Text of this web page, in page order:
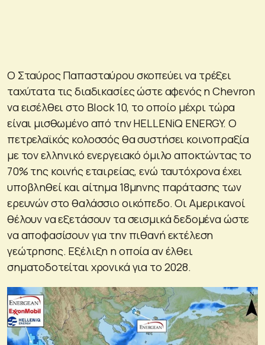
Ο Σταύρος Παπασταύρου σκοπεύει να τρέξει
ταχύτατα τις διαδικασίες ώστε αφενός η Chevron
να εισέλθει στο Block 10, το οποίο μέχρι τώρα
είναι μισθωμένο από την HELLENiQ ENERGY. Ο
πετρελαϊκός κολοσσός θα συστήσει κοινοπραξία
με τον ελληνικό ενεργειακό όμιλο αποκτώντας το
70% της κοινής εταιρείας, ενώ ταυτόχρονα έχει
υποβληθεί και αίτημα 18μηνης παράτασης των
ερευνών στο θαλάσσιο οικόπεδο. Οι Αμερικανοί
θέλουν να εξετάσουν τα σεισμικά δεδομένα ώστε
να αποφασίσουν για την πιθανή εκτέλεση
γεώτρησης. Εξέλιξη η οποία αν έλθει
σηματοδοτείται χρονικά για το 2028.